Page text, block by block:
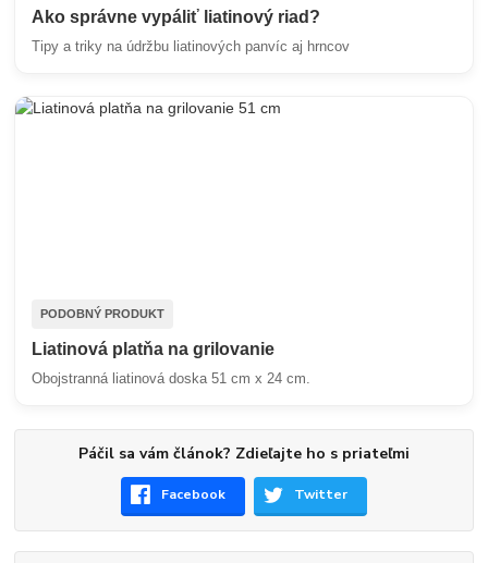
Ako správne vypáliť liatinový riad?
Tipy a triky na údržbu liatinových panvíc aj hrncov
PODOBNÝ PRODUKT
Liatinová platňa na grilovanie
Obojstranná liatinová doska 51 cm x 24 cm.
Páčil sa vám článok? Zdieľajte ho s priateľmi
Facebook Twitter